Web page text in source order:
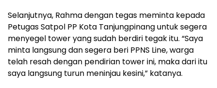
Selanjutnya, Rahma dengan tegas meminta kepada
Petugas Satpol PP Kota Tanjungpinang untuk segera
menyegel tower yang sudah berdiri tegak itu. “Saya
minta langsung dan segera beri PPNS Line, warga
telah resah dengan pendirian tower ini, maka dari itu
saya langsung turun meninjau kesini,” katanya.